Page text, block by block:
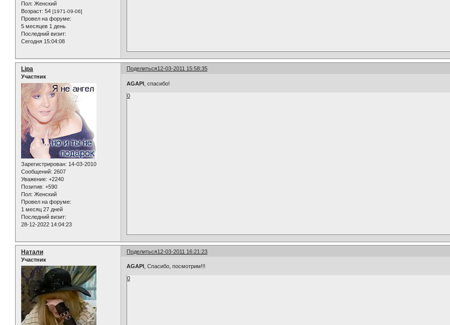
Пол: Женский
Возраст: 54 [1971-09-06]
Провел на форуме:
5 месяцев 1 день
Последний визит:
Сегодня 15:04:08
Поделиться12-03-2011 15:58:35
Lipa
Участник
Зарегистрирован: 14-03-2010
Сообщений: 2607
Уважение: +2240
Позитив: +590
Пол: Женский
Провел на форуме:
1 месяц 27 дней
Последний визит:
28-12-2022 14:04:23
AGAPI , спасибо!
0
Поделиться12-03-2011 16:21:23
Натали
Участник
AGAPI , Спасибо, посмотрим!!!
0